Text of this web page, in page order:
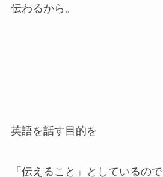
伝わるから。
英語を話す目的を
「伝えること」としているので